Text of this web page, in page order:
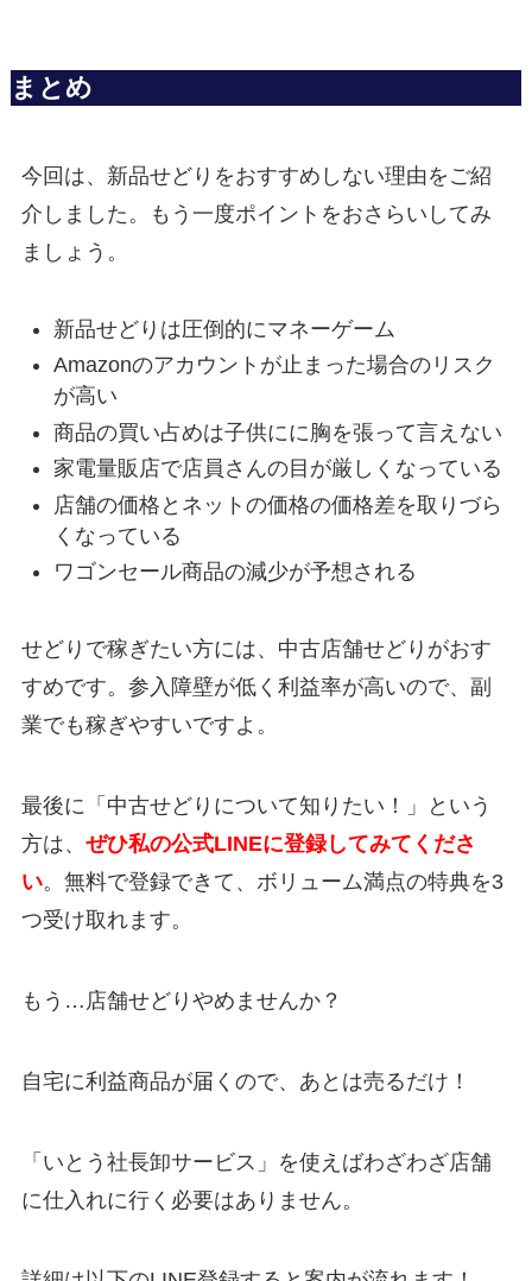
まとめ
今回は、新品せどりをおすすめしない理由をご紹
介しました。もう一度ポイントをおさらいしてみ
ましょう。
新品せどりは圧倒的にマネーゲーム
Amazonのアカウントが止まった場合のリスク
が高い
商品の買い占めは子供にに胸を張って言えない
家電量販店で店員さんの目が厳しくなっている
店舗の価格とネットの価格の価格差を取りづら
くなっている
ワゴンセール商品の減少が予想される
せどりで稼ぎたい方には、中古店舗せどりがおす
すめです。参入障壁が低く利益率が高いので、副
業でも稼ぎやすいですよ。
最後に「中古せどりについて知りたい！」という
方は、 ぜひ私の公式LINEに登録してみてくださ
い。無料で登録できて、ボリューム満点の特典を3
つ受け取れます。
もう…店舗せどりやめませんか？
自宅に利益商品が届くので、あとは売るだけ！
「いとう社長卸サービス」を使えばわざわざ店舗
に仕入れに行く必要はありません。